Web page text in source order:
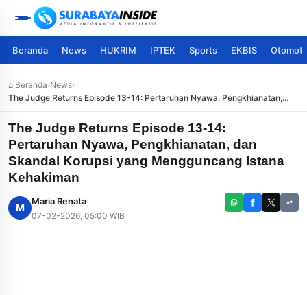
Beranda News HUKRIM IPTEK Sports EKBIS
⌂ Beranda›News›
The Judge Returns Episode 13-14: Pertaruhan Nyawa, Pengkhianatan,
dan Skandal Korupsi yang Mengguncang Istana Kehakiman
The Judge Returns Episode 13-14:
Pertaruhan Nyawa, Pengkhianatan, dan
Skandal Korupsi yang Mengguncang Istana
Kehakiman
M
Maria Renata
07-02-2026, 05:00 WIB